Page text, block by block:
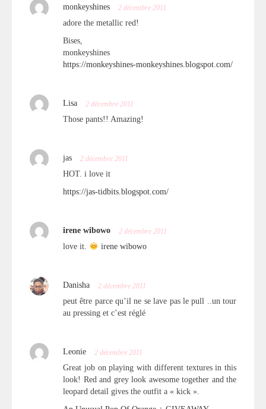
monkeyshines 2 décembre 2011
adore the metallic red!
Bises,
monkeyshines
https://monkeyshines-monkeyshines.blogspot.com/
Lisa 2 décembre 2011
Those pants!! Amazing!
jas 2 décembre 2011
HOT. i love it
https://jas-tidbits.blogspot.com/
irene wibowo 2 décembre 2011
love it. irene wibowo
Danisha 2 décembre 2011
peut être parce qu’il ne se lave pas le pull ..un tour
au pressing et c’est réglé
Leonie 2 décembre 2011
Great job on playing with different textures in this
look! Red and grey look awesome together and the
leopard detail gives the outfit a « kick ».